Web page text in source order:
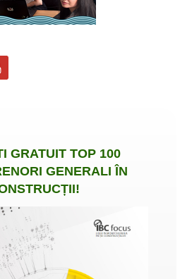
GRATUIT TOP 100
GENERALI ÎN
!